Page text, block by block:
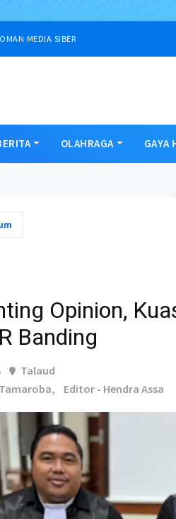
MEDIA SIBER
OLAHRAGA GAYA
Opinion,
Banding
Talaud
Editor - Hendra Assa